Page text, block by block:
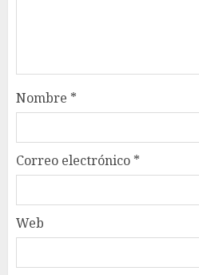
Nombre *
Correo electrónico *
Web